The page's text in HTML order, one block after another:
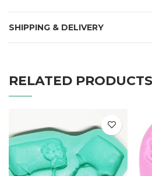
SHIPPING & DELIVERY
RELATED PRODUCTS